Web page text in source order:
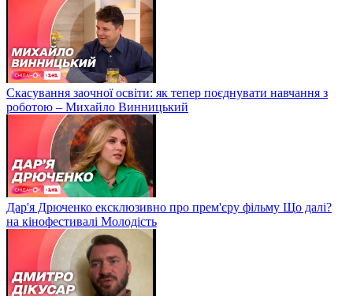
Скасування заочної освіти: як тепер поєднувати навчання з
роботою – Михайло Винницький
Дар'я Дрюченко ексклюзивно про прем'єру фільму Що далі?
на кінофестивалі Молодість